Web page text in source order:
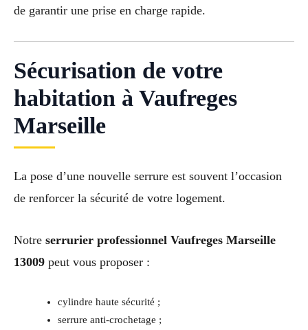
de garantir une prise en charge rapide.
Sécurisation de votre
habitation à Vaufreges
Marseille
La pose d’une nouvelle serrure est souvent l’occasion
de renforcer la sécurité de votre logement.
Notre serrurier professionnel Vaufreges Marseille
13009 peut vous proposer :
cylindre haute sécurité ;
serrure anti-crochetage ;